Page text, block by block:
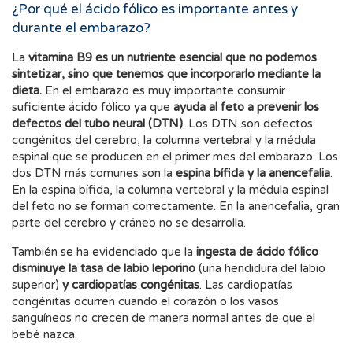
¿Por qué el ácido fólico es importante antes y
durante el embarazo?
La vitamina B9 es un nutriente esencial que no podemos
sintetizar, sino que tenemos que incorporarlo mediante la
dieta. En el embarazo es muy importante consumir
suficiente ácido fólico ya que ayuda al feto a prevenir los
defectos del tubo neural (DTN). Los DTN son defectos
congénitos del cerebro, la columna vertebral y la médula
espinal que se producen en el primer mes del embarazo. Los
dos DTN más comunes son la espina bífida y la anencefalia.
En la espina bífida, la columna vertebral y la médula espinal
del feto no se forman correctamente. En la anencefalia, gran
parte del cerebro y cráneo no se desarrolla.
También se ha evidenciado que la ingesta de ácido fólico
disminuye la tasa de labio leporino (una hendidura del labio
superior) y cardiopatías congénitas. Las cardiopatías
congénitas ocurren cuando el corazón o los vasos
sanguíneos no crecen de manera normal antes de que el
bebé nazca.